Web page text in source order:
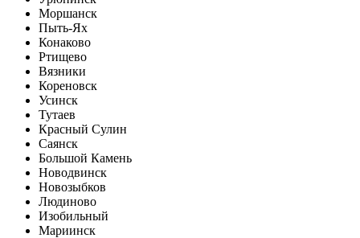
Моршанск
Пыть-Ях
Конаково
Ртищево
Вязники
Кореновск
Усинск
Тутаев
Красный Сулин
Саянск
Большой Камень
Новодвинск
Новозыбков
Людиново
Изобильный
Мариинск